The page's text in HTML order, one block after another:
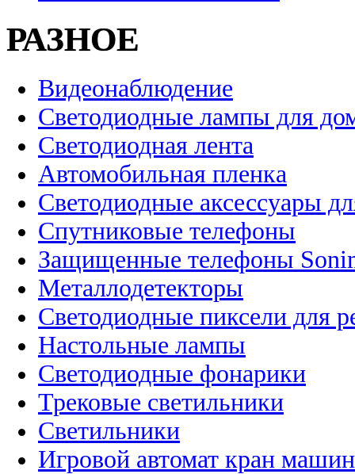
РАЗНОЕ
Видеонаблюдение
Светодиодные лампы для
Светодиодная лента
Автомобильная пленка
Светодиодные аксессуары
Спутниковые телефоны
Защищенные телефоны
Металлодетекторы
Светодиодные пиксели для
Настольные лампы
Светодиодные фонарики
Трековые светильники
Светильники
Игровой автомат кран